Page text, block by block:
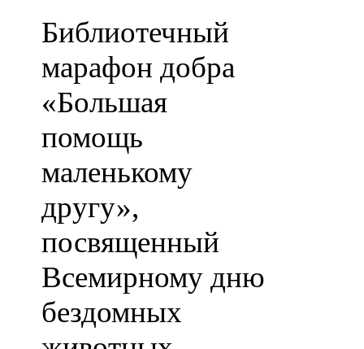
Библиотечный
марафон добра
«Большая
помощь
маленькому
другу»,
посвященный
Всемирному дню
бездомных